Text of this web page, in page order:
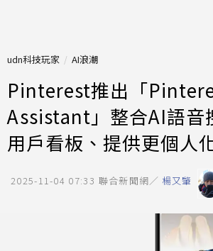
udn科技玩家 AI浪潮
Pinterest推出「
Assistant」整合AI語音
用戶看板、提供更個人
2025-11-04 07:33 聯合新聞網／ 楊又肇